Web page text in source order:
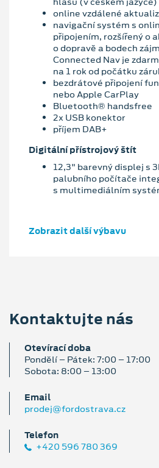
online vzdálené
navigační systém s
připojením, rozšířený o
o dopravě a bodech
Connected Nav je
na 1 rok od počátku
bezdrátové připojení
nebo Apple CarPlay
Bluetooth® handsfree
2x USB konektor
příjem DAB+
Digitální přístrojový štít
12,3" barevný displej s
palubního počítače
s multimediálním
Zobrazit další výbavu
Kontaktujte nás
Otevírací doba
Pondělí – Pátek: 7:00 – 17:00
Sobota: 8:00 – 13:00
Email
prodej@fordostrava.cz
Telefon
+420 596 780 369